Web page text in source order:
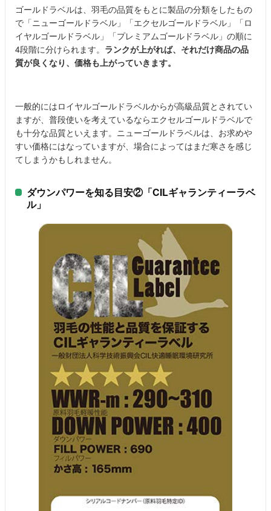
ゴールドラベルは、羽毛の品質をもとに製品の分類をしたもの
で「ニューゴールドラベル」「エクセルゴールドラベル」「ロ
イヤルゴールドラベル」「プレミアムゴールドラベル」の順に
4段階に分けられます。 ランクが上がれば、それだけ商品の品
質が良くなり、価格も上がっていきます。
一般的にはロイヤルゴールドラベルからが高級品質とされてい
ますが、普段使いを考えているならエクセルゴールドラベルで
も十分な品質といえます。ニューゴールドラベルは、お求めや
すい価格にはなっていますが、場合によってはまだ寒さを感じ
てしまうかもしれません。
ダウンパワーを知る目安②「CILギャランティーラベ
ル」